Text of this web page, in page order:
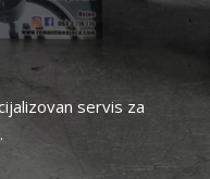
servis za